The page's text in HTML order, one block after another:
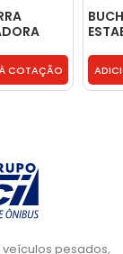
COTAÇÃO
pesados,